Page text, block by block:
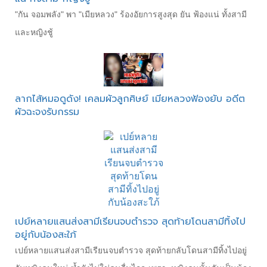
"กัน จอมพลัง" พา "เมียหลวง" ร้องอัยการสูงสุด ยัน ฟ้องแน่ ทั้งสามี
และหญิงชู้
ลากไส้หมอดูดัง! เคลมผัวลูกศิษย์ เมียหลวงฟ้องยับ อดีต
ผัวฉะจงรับกรรม
เปย์หลายแสนส่งสามีเรียนจบตำรวจ สุดท้ายโดนสามีทิ้งไป
อยู่กับน้องสะใภ้
เปย์หลายแสนส่งสามีเรียนจบตำรวจ สุดท้ายกลับโดนสามีทิ้งไปอยู่